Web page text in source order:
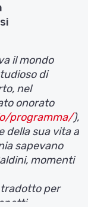
il mondo
di
nel
onorato
programma/),
della sua vita a
sapevano
momenti
tradotto per